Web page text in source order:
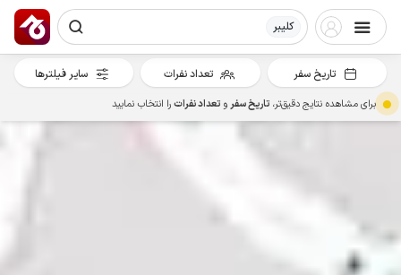
کلیبر
تاریخ سفر تعداد نفرات سایر فیلترها
برای مشاهده نتایج دقیق‌تر، تاریخ سفرو تعداد نفراترا انتخاب نمایید